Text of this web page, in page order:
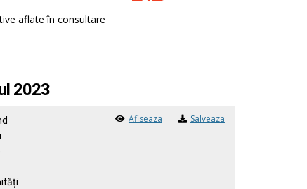
aflate în consultare
2023
Afiseaza Salveaza